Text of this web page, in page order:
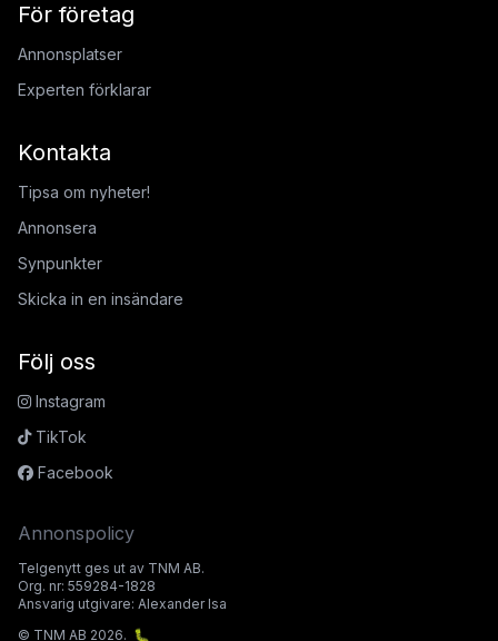
För företag
Annonsplatser
Experten förklarar
Kontakta
Tipsa om nyheter!
Annonsera
Synpunkter
Skicka in en insändare
Följ oss
Instagram
TikTok
Facebook
Annonspolicy
Telgenytt ges ut av TNM AB.
Org. nr: 559284-1828
Ansvarig utgivare: Alexander Isa
© TNM AB 2026. 🐛